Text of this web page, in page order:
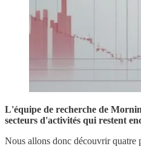
L'équipe de recherche de
secteurs d'activités qui restent
Nous allons donc découvrir quatre